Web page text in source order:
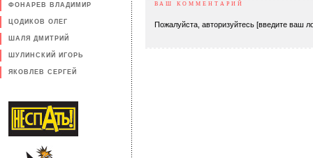
ФОНАРЕВ ВЛАДИМИР
ЦОДИКОВ ОЛЕГ
ШАЛЯ ДМИТРИЙ
ШУЛИНСКИЙ ИГОРЬ
ЯКОВЛЕВ СЕРГЕЙ
ВАШ КОММЕНТАРИЙ
Пожалуйста, авторизуйтесь [введите ваш